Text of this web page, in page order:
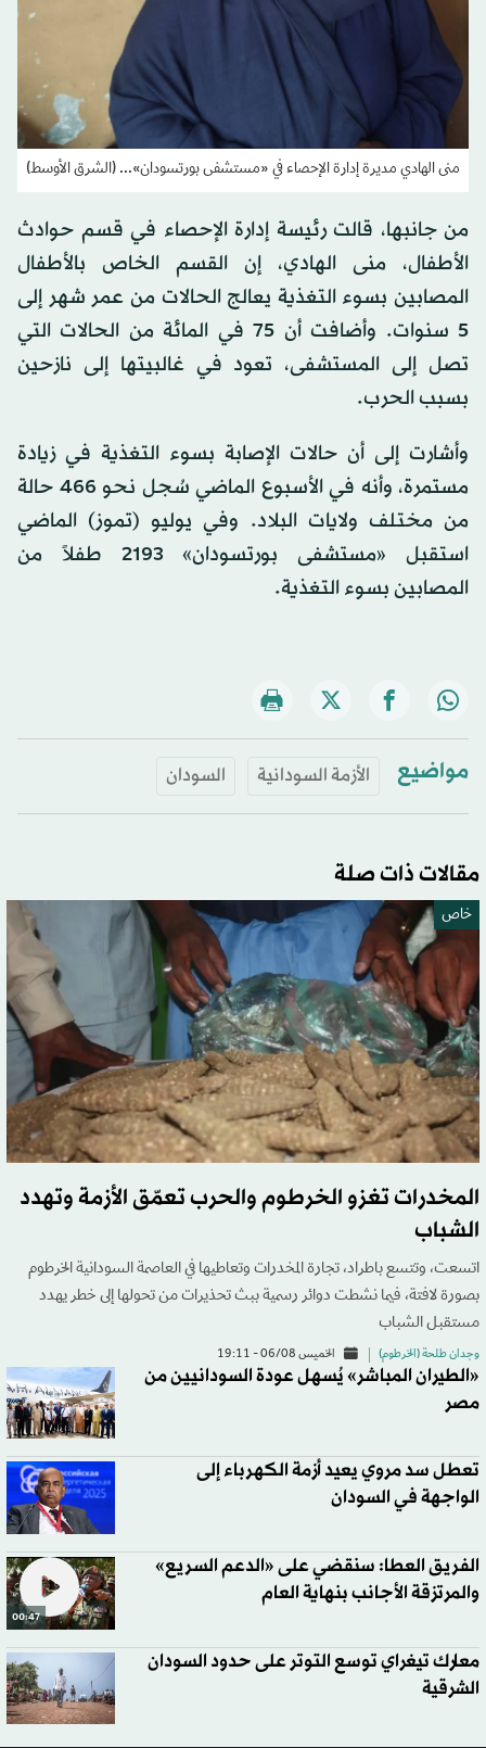
منى الهادي مديرة إدارة الإحصاء في «مستشفى بورتسودان»... (الشرق الأوسط)
من جانبها، قالت رئيسة إدارة الإحصاء في قسم حوادث
الأطفال، منى الهادي، إن القسم الخاص بالأطفال
المصابين بسوء التغذية يعالج الحالات من عمر شهر إلى
5 سنوات. وأضافت أن 75 في المائة من الحالات التي
تصل إلى المستشفى، تعود في غالبيتها إلى نازحين
بسبب الحرب.
وأشارت إلى أن حالات الإصابة بسوء التغذية في زيادة
مستمرة، وأنه في الأسبوع الماضي سُجل نحو 466 حالة
من مختلف ولايات البلاد. وفي يوليو (تموز) الماضي
استقبل «مستشفى بورتسودان» 2193 طفلاً من
المصابين بسوء التغذية.
مواضيع الأزمة السودانية السودان
مقالات ذات صلة
خاص
المخدرات تغزو الخرطوم والحرب تعمّق الأزمة وتهدد
الشباب
اتسعت، وتتسع باطراد، تجارة المخدرات وتعاطيها في العاصمة السودانية الخرطوم
بصورة لافتة، فيما نشطت دوائر رسمية ببث تحذيرات من تحولها إلى خطر يهدد
مستقبل الشباب
وجدان طلحة (الخرطوم) الخميس 06/08 - 19:11
«الطيران المباشر» يُسهل عودة السودانيين من
مصر
تعطل سد مروي يعيد أزمة الكهرباء إلى
الواجهة في السودان
00:47
الفريق العطا: سنقضي على «الدعم السريع»
والمرتزقة الأجانب بنهاية العام
معارك تيغراي توسع التوتر على حدود السودان
الشرقية